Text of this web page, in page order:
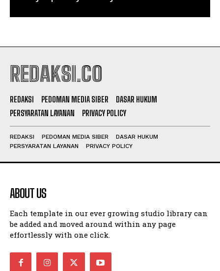
REDAKSI.CO
REDAKSI PEDOMAN MEDIA SIBER
DASAR HUKUM
PERSYARATAN LAYANAN
PRIVACY POLICY
REDAKSI PEDOMAN MEDIA SIBER
DASAR HUKUM
PERSYARATAN LAYANAN
PRIVACY POLICY
ABOUT US
Each template in our ever growing studio library can
be added and moved around within any page
effortlessly with one click.